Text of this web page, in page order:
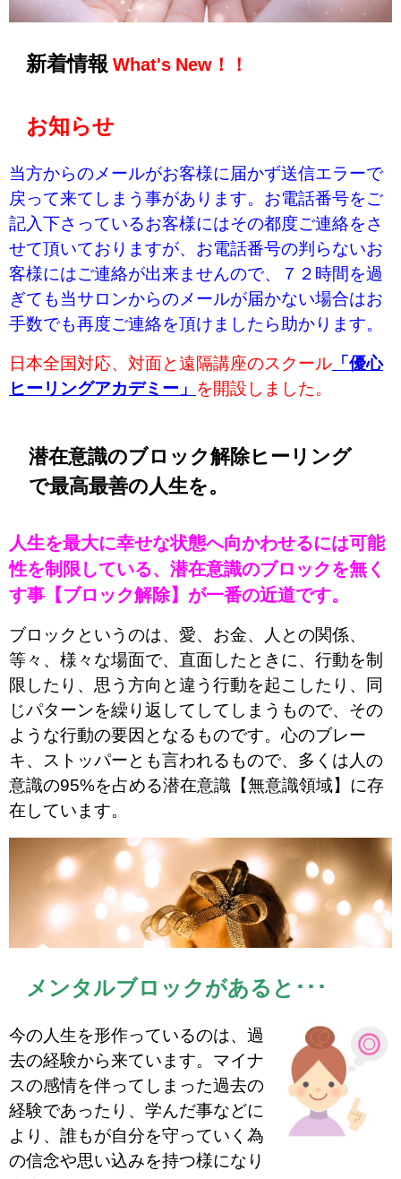
新着情報 What's New！！
お知らせ
当方からのメールがお客様に届かず送信エラーで
戻って来てしまう事があります。お電話番号をご
記入下さっているお客様にはその都度ご連絡をさ
せて頂いておりますが、お電話番号の判らないお
客様にはご連絡が出来ませんので、７２時間を過
ぎても当サロンからのメールが届かない場合はお
手数でも再度ご連絡を頂けましたら助かります。
日本全国対応、対面と遠隔講座のスクール 「優心
ヒーリングアカデミー」
を開設しました。
潜在意識のブロック解除ヒーリング
で最高最善の人生を。
人生を最大に幸せな状態へ向かわせるには可能
性を制限している、潜在意識のブロックを無く
す事【ブロック解除】が一番の近道です。
ブロックというのは、愛、お金、人との関係、
等々、様々な場面で、直面したときに、行動を制
限したり、思う方向と違う行動を起こしたり、同
じパターンを繰り返してしてしまうもので、その
ような行動の要因となるものです。心のブレー
キ、ストッパーとも言われるもので、多くは人の
意識の95%を占める潜在意識【無意識領域】に存
在しています。
メンタルブロックがあると･･･
今の人生を形作っているのは、過
去の経験から来ています。マイナ
スの感情を伴ってしまった過去の
経験であったり、学んだ事などに
より、誰もが自分を守っていく為
の信念や思い込みを持つ様になり